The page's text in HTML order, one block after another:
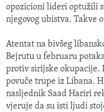
MAGAZIN
O GLASU AMERIKE
Learning English
PRATITE NAS
opozicioni lideri optužili
njegovog ubistva. Takve
Atentat na bivšeg
Bejrutu u februaru
protiv sirijske okupacije.
povuče trupe iz Libana.
nasljednik Saad Hariri
vjeruje da su isti ljudi